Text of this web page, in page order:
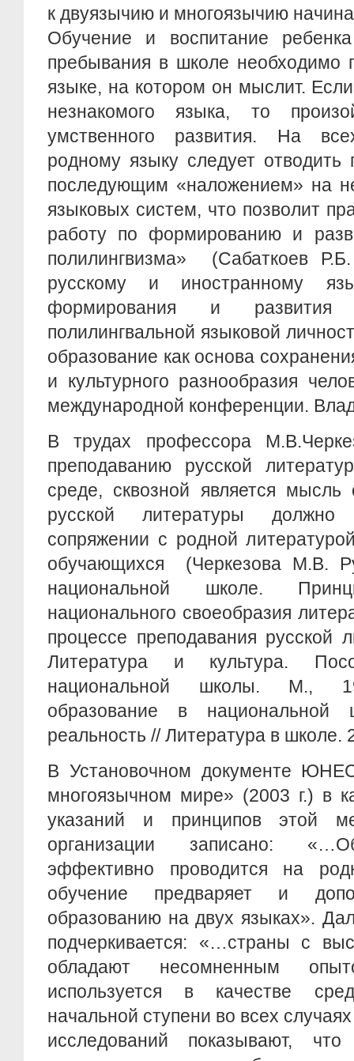
к двуязычию и многоязычию
Обучение и воспитание
пребывания в школе необходимо
языке, на котором он мыслит.
незнакомого языка, то
умственного развития. На
родному языку следует
последующим «наложением» на
языковых систем, что позволит
работу по формированию и
полилингвизма» (Сабаткоев
русскому и иностранному
формирования и развития
полилингвальной языковой
образование как основа
и культурного разнообразия
международной конференции.
В трудах профессора
преподаванию русской
среде, сквозной является
русской литературы должно
сопряжении с родной
обучающихся (Черкезова М.В.
национальной школе.
национального своеобразия
процессе преподавания русской
Литература и культура.
национальной школы. М.,
образование в
реальность // Литература в
В Установочном документе
многоязычном мире» (2003 г.) в
указаний и принципов этой
организации записано:
эффективно проводится на
обучение предваряет и
образованию на двух языках».
подчеркивается: «…страны с
обладают несомненным
используется в качестве
начальной ступени во всех
исследований показывают,